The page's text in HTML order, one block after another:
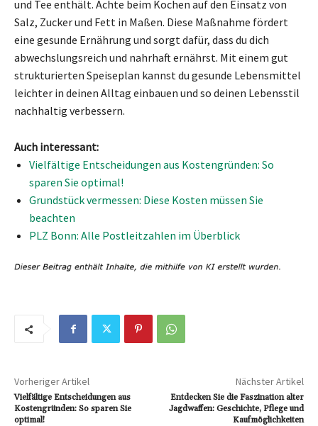
und Tee enthält. Achte beim Kochen auf den Einsatz von
Salz, Zucker und Fett in Maßen. Diese Maßnahme fördert
eine gesunde Ernährung und sorgt dafür, dass du dich
abwechslungsreich und nahrhaft ernährst. Mit einem gut
strukturierten Speiseplan kannst du gesunde Lebensmittel
leichter in deinen Alltag einbauen und so deinen Lebensstil
nachhaltig verbessern.
Auch interessant:
Vielfältige Entscheidungen aus Kostengründen: So
sparen Sie optimal!
Grundstück vermessen: Diese Kosten müssen Sie
beachten
PLZ Bonn: Alle Postleitzahlen im Überblick
Vorheriger Artikel
Vielfältige Entscheidungen aus
Kostengründen: So sparen Sie
optimal!
Nächster Artikel
Entdecken Sie die Faszination alter
Jagdwaffen: Geschichte, Pflege und
Kaufmöglichkeiten